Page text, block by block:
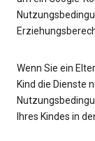
Wenn Sie ein
Kind die Dienste
Ihres Kindes in